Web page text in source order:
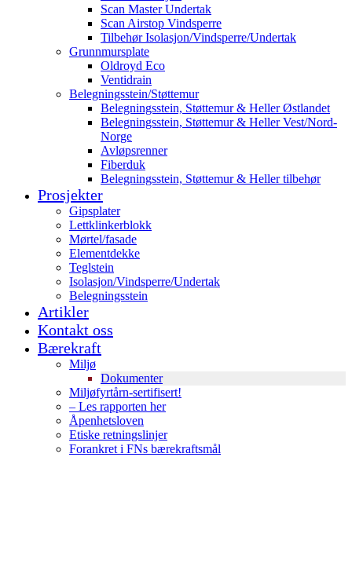
Scan Master Undertak
Scan Airstop Vindsperre
Tilbehør Isolasjon/Vindsperre/Undertak
Grunnmursplate
Oldroyd Eco
Ventidrain
Belegningsstein/Støttemur
Belegningsstein, Støttemur & Heller Østlandet
Belegningsstein, Støttemur & Heller Vest/Nord-
Norge
Avløpsrenner
Fiberduk
Belegningsstein, Støttemur & Heller tilbehør
Prosjekter
Gipsplater
Lettklinkerblokk
Mørtel/fasade
Elementdekke
Teglstein
Isolasjon/Vindsperre/Undertak
Belegningsstein
Artikler
Kontakt oss
Bærekraft
Miljø
Dokumenter
Miljøfyrtårn-sertifisert!
– Les rapporten her
Åpenhetsloven
Etiske retningslinjer
Forankret i FNs bærekraftsmål